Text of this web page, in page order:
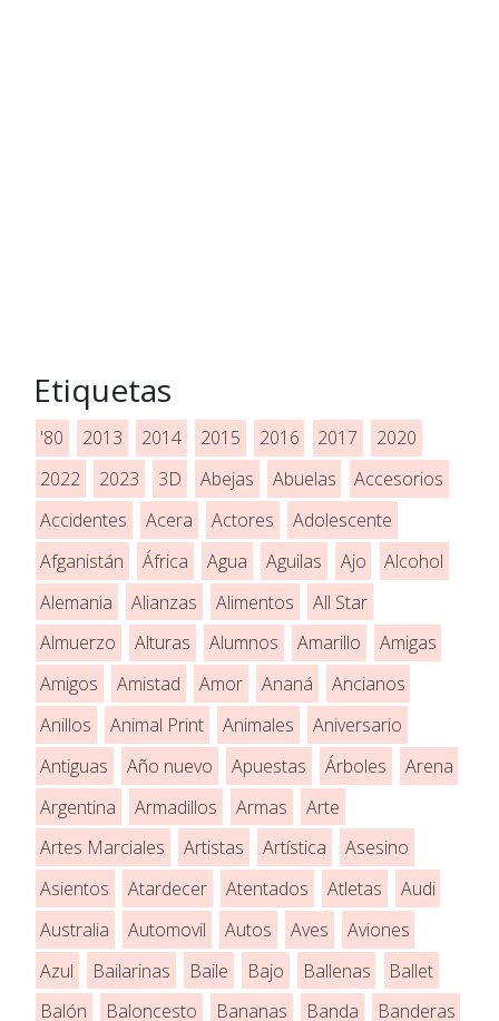
Etiquetas
'80 2013 2014 2015 2016 2017
2020
2022
2023 3D Abejas Abuelas
Accesorios
Accidentes
Acera Actores
Adolescente
Afganistán
África Agua Aguilas Ajo
Alcohol
Alemania
Alianzas Alimentos
All Star
Almuerzo
Alturas Alumnos Amarillo
Amigas
Amigos
Amistad Amor Ananá
Ancianos
Anillos
Animal Print Animales
Aniversario
Antiguas
Año nuevo Apuestas Árboles
Arena
Argentina
Armadillos Armas
Arte
Artes Marciales
Artistas Artística
Asesino
Asientos
Atardecer Atentados Atletas
Audi
Australia
Automovil Autos Aves
Aviones
Azul
Bailarinas Baile Bajo Ballenas
Ballet
Balón
Baloncesto Bananas Banda Banderas